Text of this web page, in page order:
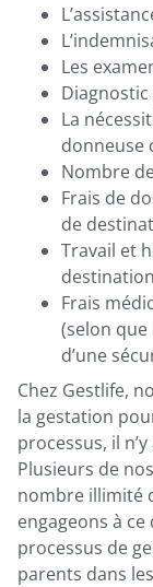
Les
La
donneuse
Nombre
Frais de
de
Travail et
destination
Frais
(selon
d’une
Chez Gestlife,
la gestation
processus, il
Plusieurs de
nombre illimité
engageons à
processus de
parents dans